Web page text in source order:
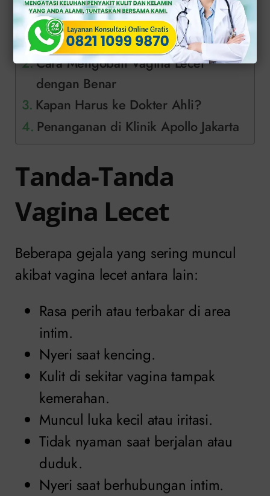
Daftar Isi
Tanda-Tanda Vagina Lecet
Cara Mengobati Vagina Lecet
dengan Benar
Kapan Harus ke Dokter Ahli?
Penanganan di Klinik Apollo Jakarta
Tanda-Tanda
Vagina Lecet
Beberapa gejala yang sering muncul
akibat vagina lecet antara lain:
Rasa perih atau terbakar di area
intim.
Nyeri saat kencing.
Kulit di sekitar vagina tampak
kemerahan.
Muncul luka kecil atau iritasi.
Tidak nyaman saat berjalan atau
duduk.
Nyeri saat berhubungan intim.